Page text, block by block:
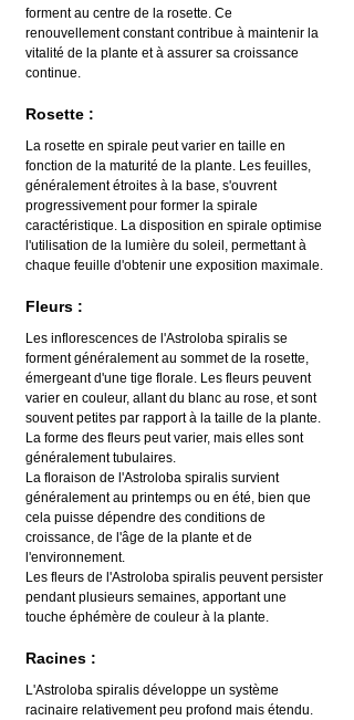
forment au centre de la rosette. Ce
renouvellement constant contribue à maintenir la
vitalité de la plante et à assurer sa croissance
continue.
Rosette :
La rosette en spirale peut varier en taille en
fonction de la maturité de la plante. Les feuilles,
généralement étroites à la base, s'ouvrent
progressivement pour former la spirale
caractéristique. La disposition en spirale optimise
l'utilisation de la lumière du soleil, permettant à
chaque feuille d'obtenir une exposition maximale.
Fleurs :
Les inflorescences de l'Astroloba spiralis se
forment généralement au sommet de la rosette,
émergeant d'une tige florale. Les fleurs peuvent
varier en couleur, allant du blanc au rose, et sont
souvent petites par rapport à la taille de la plante.
La forme des fleurs peut varier, mais elles sont
généralement tubulaires.
La floraison de l'Astroloba spiralis survient
généralement au printemps ou en été, bien que
cela puisse dépendre des conditions de
croissance, de l'âge de la plante et de
l'environnement.
Les fleurs de l'Astroloba spiralis peuvent persister
pendant plusieurs semaines, apportant une
touche éphémère de couleur à la plante.
Racines :
L'Astroloba spiralis développe un système
racinaire relativement peu profond mais étendu.